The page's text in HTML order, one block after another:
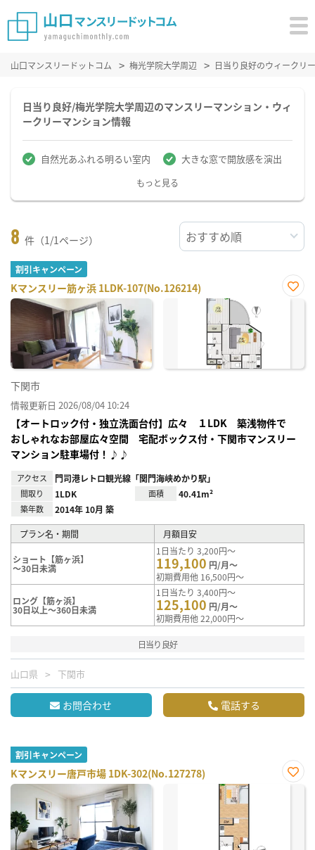
山口マンスリードットコム 梅光学院大学周辺 日当り良好のウィークリ
日当り良好/梅光学院大学周辺のマンスリーマンション・ウィ
ークリーマンション情報
自然光あふれる明るい室内 大きな窓で開放感を演出
もっと見る
8 件（1/1ページ）
割引キャンペーン
Kマンスリー筋ヶ浜 1LDK-107(No.126214)
お気
下関市
情報更新日 2026/08/04 10:24
【オートロック付・独立洗面台付】広々 １LDK 築浅物件で
おしゃれなお部屋広々空間 宅配ボックス付・下関市マンスリー
マンション駐車場付！♪♪
アクセス 門司港レトロ観光線「関門海峡めかり駅」
間取り 1LDK 面積 40.41m²
築年数 2014年 10月 築
プラン名・期間 月額目安
ショート【筋ヶ浜】
～30日未満
1日当たり 3,200円～
119,100 円/月～
初期費用他 16,500円～
ロング【筋ヶ浜】
30日以上～360日未満
1日当たり 3,400円～
125,100 円/月～
初期費用他 22,000円～
日当り良好
山口県 下関市
お問合わせ 電話する
割引キャンペーン
Kマンスリー唐戸市場 1DK-302(No.127278)
お気